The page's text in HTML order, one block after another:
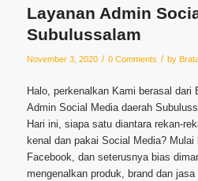
Layanan Admin
Subulussalam
November 3, 2020 / 0 Comments / by
Halo, perkenalkan Kami berasal dari
Admin Social Media daerah
Hari ini, siapa satu diantara rekan-
kenal dan pakai Social Media?
Facebook, dan seterusnya bias
mengenalkan produk, brand dan